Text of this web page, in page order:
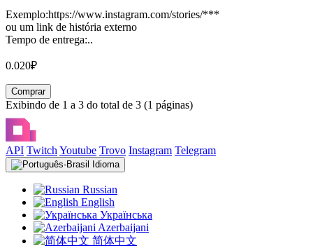
Exemplo:https://www.instagram.com/stories/***
ou um link de história externo
Tempo de entrega:..
0.020₽
Comprar
Exibindo de 1 a 3 do total de 3 (1 páginas)
API Twitch Youtube Trovo Instagram Telegram
Idioma
Russian
English
Українська
Azerbaijani
简体中文